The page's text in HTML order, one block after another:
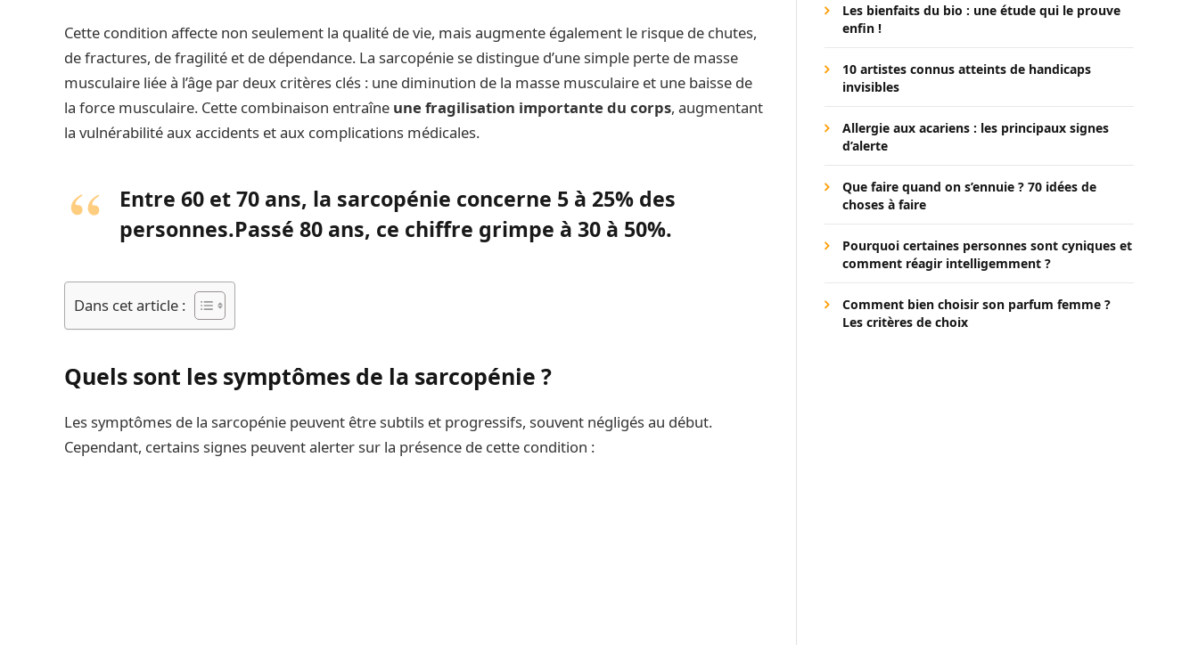
Cette condition affecte non seulement la qualité de vie, mais augmente également le risque de chutes,
de fractures, de fragilité et de dépendance. La sarcopénie se distingue d’une simple perte de masse
musculaire liée à l’âge par deux critères clés : une diminution de la masse musculaire et une baisse de
la force musculaire. Cette combinaison entraîne une fragilisation importante du corps, augmentant
la vulnérabilité aux accidents et aux complications médicales.
Entre 60 et 70 ans, la sarcopénie concerne 5 à 25% des
personnes.Passé 80 ans, ce chiffre grimpe à 30 à 50%.
Dans cet article :
Quels sont les symptômes de la sarcopénie ?
Les symptômes de la sarcopénie peuvent être subtils et progressifs, souvent négligés au début.
Cependant, certains signes peuvent alerter sur la présence de cette condition :
Les bienfaits du bio : une étude qui le prouve
enfin !
10 artistes connus atteints de handicaps
invisibles
Allergie aux acariens : les principaux signes
d’alerte
Que faire quand on s’ennuie ? 70 idées de
choses à faire
Pourquoi certaines personnes sont cyniques et
comment réagir intelligemment ?
Comment bien choisir son parfum femme ?
Les critères de choix